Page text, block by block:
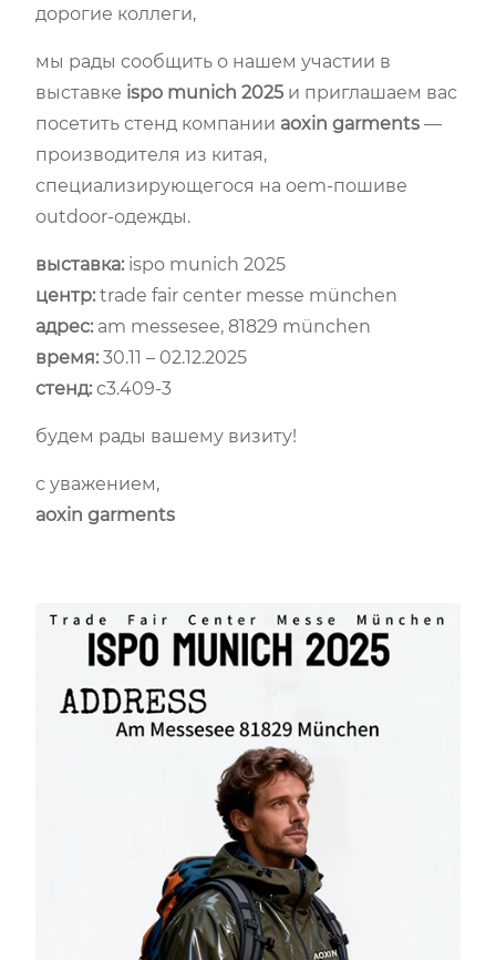
дорогие коллеги,
мы рады сообщить о нашем участии в
выставке ispo munich 2025 и приглашаем вас
посетить стенд компании aoxin garments —
производителя из китая,
специализирующегося на oem-пошиве
outdoor-одежды.
выставка: ispo munich 2025
центр: trade fair center messe münchen
адрес: am messesee, 81829 münchen
время: 30.11 – 02.12.2025
стенд: c3.409-3
будем рады вашему визиту!
с уважением,
aoxin garments